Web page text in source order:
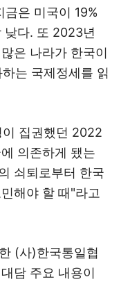
은 미국이 19%
낮다. 또 2023년
은 나라가 한국이
는 국제정세를 읽
집권했던 2022
의존하게 됐는
쇠퇴로부터 한국
해야 할 때"라고
(사)한국통일협
담 주요 내용이